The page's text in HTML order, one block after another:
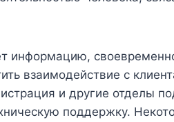
информацию,
взаимодействие с
и другие отделы
поддержку.